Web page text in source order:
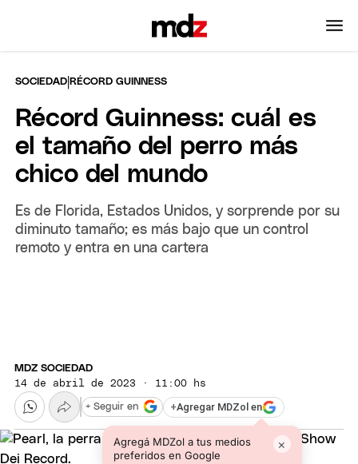
SOCIEDAD |RÉCORD GUINNESS
Récord Guinness: cuál es
el tamaño del perro más
chico del mundo
Es de Florida, Estados Unidos, y sorprende por su
diminuto tamaño; es más bajo que un control
remoto y entra en una cartera
MDZ SOCIEDAD
14 de abril de 2023 · 11:00 hs
+Agregar MDZol en
Agregá MDZol a tus medios
preferidos en Google
×
+ Seguir en